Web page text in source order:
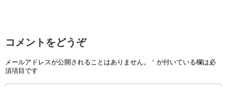
コメントをどうぞ
メールアドレスが公開されることはありません。 * が付いている欄は必
須項目です